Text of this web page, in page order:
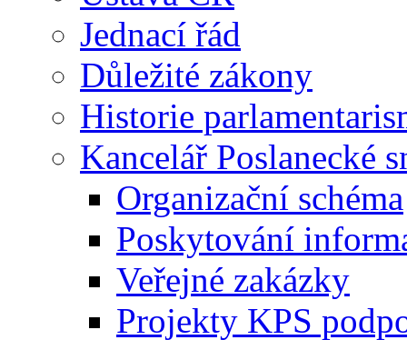
Jednací řád
Důležité zákony
Historie
Kancelář Poslanecké
Organizační schéma
Poskytování
Veřejné zakázky
Projekty KPS